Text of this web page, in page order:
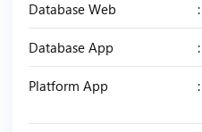
Database Web
Database App
Platform App